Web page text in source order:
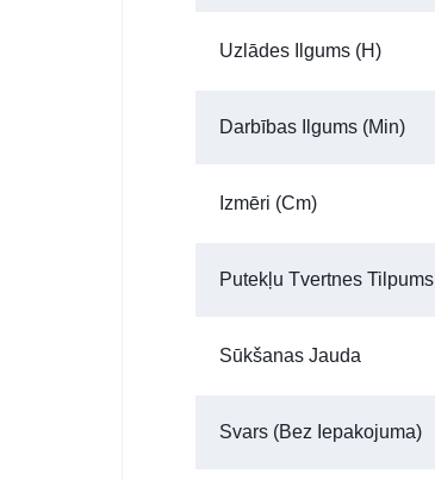
Uzlādes Ilgums (h)
Darbības Ilgums (min)
Izmēri (cm)
Putekļu Tvertnes Tilpums
Sūkšanas Jauda
Svars (bez Iepakojuma)